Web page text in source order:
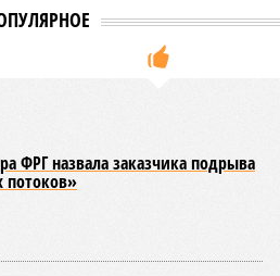
(«Единая Россия) (фото: Дмитрий
людьми – с таким
в парламенте
Ильтяков. Объяснил он это
для Адама из его ребра, а
дефективной версией
замешательство даже в РПЦ – в
что не надо притягивать
воззрениям. Впрочем, вряд